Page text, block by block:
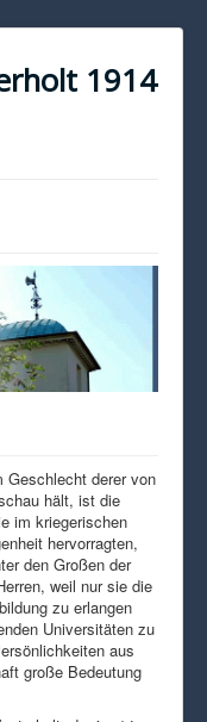
1914
Geschlecht derer von
hält, ist die
im kriegerischen
hervorragten,
den Großen der
weil nur sie die
zu erlangen
Universitäten zu
aus
große Bedeutung